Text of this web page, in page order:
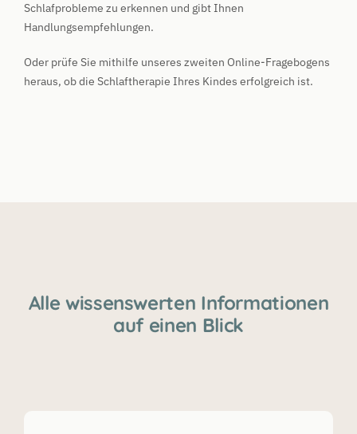
Schlafprobleme zu erkennen und gibt Ihnen
Handlungsempfehlungen.
Oder prüfe Sie mithilfe unseres zweiten Online-Fragebogens
heraus, ob die Schlaftherapie Ihres Kindes erfolgreich ist.
Alle wissenswerten Informationen
auf einen Blick